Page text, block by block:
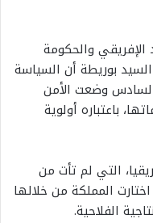
الإفريقي والحكومة
السيد بوريطة أن السياسة
وضعت الأمن
باعتباره أولوية
التي لم تأت من
اختارت المملكة من خلالها
الفلاحية.